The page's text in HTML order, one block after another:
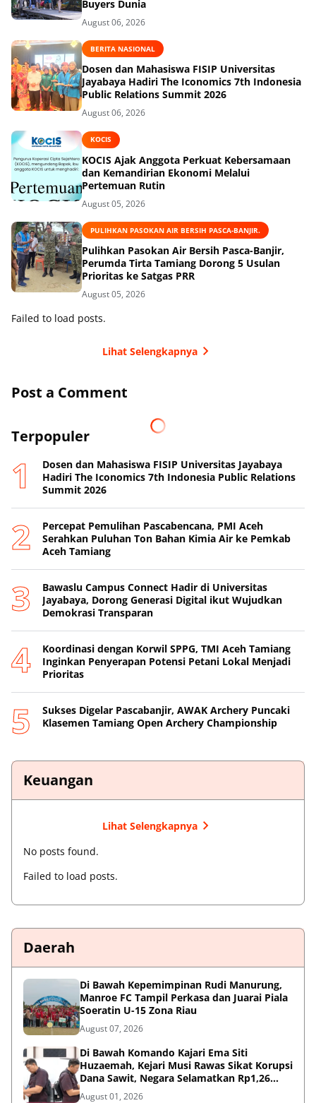
Buyers Dunia
August 06, 2026
BERITA NASIONAL
Dosen dan Mahasiswa FISIP Universitas
Jayabaya Hadiri The Iconomics 7th Indonesia
Public Relations Summit 2026
August 06, 2026
KOCIS
KOCIS Ajak Anggota Perkuat Kebersamaan
dan Kemandirian Ekonomi Melalui
Pertemuan Rutin
August 05, 2026
PULIHKAN PASOKAN AIR BERSIH PASCA-BANJIR.
Pulihkan Pasokan Air Bersih Pasca-Banjir,
Perumda Tirta Tamiang Dorong 5 Usulan
Prioritas ke Satgas PRR
August 05, 2026
Failed to load posts.
Lihat Selengkapnya
Post a Comment
Terpopuler
Dosen dan Mahasiswa FISIP Universitas Jayabaya
Hadiri The Iconomics 7th Indonesia Public Relations
Summit 2026
Percepat Pemulihan Pascabencana, PMI Aceh
Serahkan Puluhan Ton Bahan Kimia Air ke Pemkab
Aceh Tamiang
Bawaslu Campus Connect Hadir di Universitas
Jayabaya, Dorong Generasi Digital ikut Wujudkan
Demokrasi Transparan
Koordinasi dengan Korwil SPPG, TMI Aceh Tamiang
Inginkan Penyerapan Potensi Petani Lokal Menjadi
Prioritas
Sukses Digelar Pascabanjir, AWAK Archery Puncaki
Klasemen Tamiang Open Archery Championship
Keuangan
Lihat Selengkapnya
No posts found.
Failed to load posts.
Daerah
Di Bawah Kepemimpinan Rudi Manurung,
Manroe FC Tampil Perkasa dan Juarai Piala
Soeratin U-15 Zona Riau
August 07, 2026
Di Bawah Komando Kajari Ema Siti
Huzaemah, Kejari Musi Rawas Sikat Korupsi
Dana Sawit, Negara Selamatkan Rp1,26
Miliar
August 01, 2026